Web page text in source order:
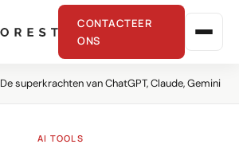
CONTACTEER
ONS
De superkrachten van ChatGPT, Claude, Gemini
AI TOOLS